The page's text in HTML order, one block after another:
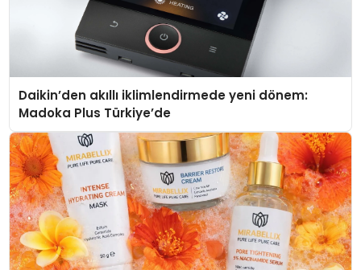
Daikin’den akıllı iklimlendirmede yeni dönem:
Madoka Plus Türkiye’de